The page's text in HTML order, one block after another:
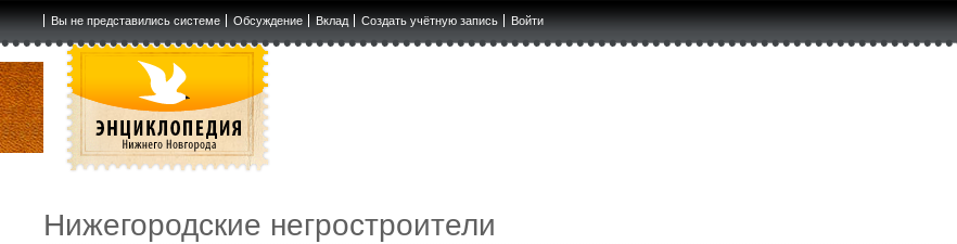
Вы не представились системе Обсуждение Вклад Создать учётную запись Войти
Нижегородские негростроители